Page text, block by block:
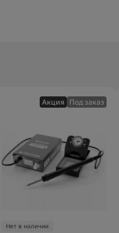
Акция Под заказ
Нет в наличии